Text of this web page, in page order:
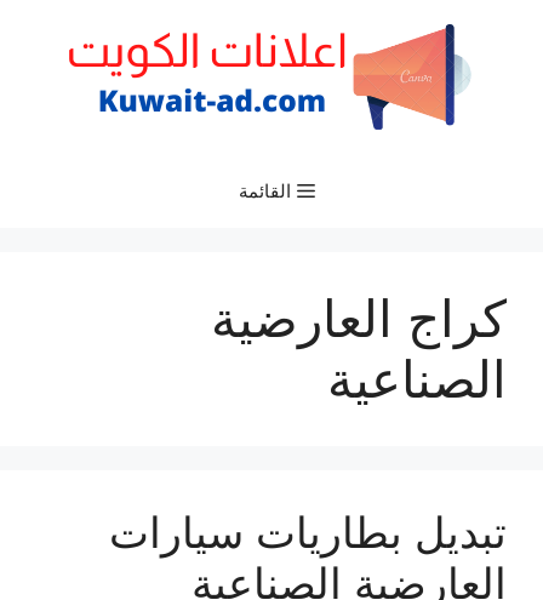
القائمة
كراج العارضية
الصناعية
تبديل بطاريات سيارات
العارضية الصناعية